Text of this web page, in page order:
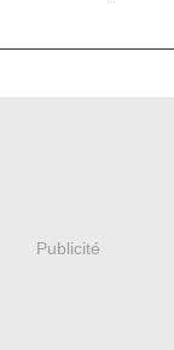
Publicité